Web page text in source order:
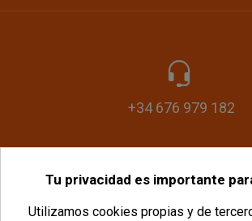
+34 676 979 182
Tu privacidad es importante
Utilizamos cookies propias y de